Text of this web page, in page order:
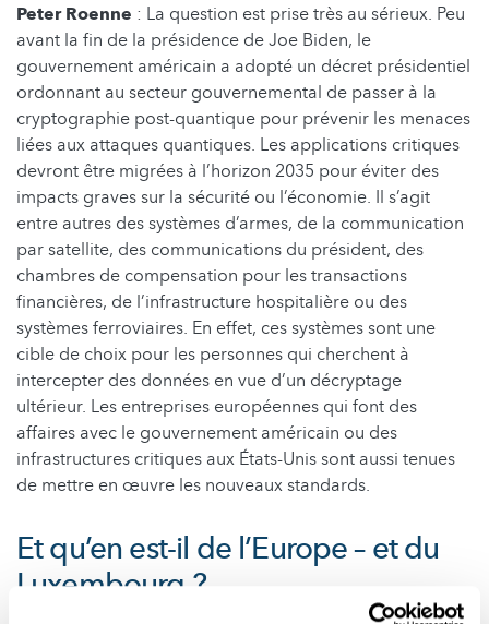
Peter Roenne : La question est prise très au sérieux. Peu
avant la fin de la présidence de Joe Biden, le
gouvernement américain a adopté un décret présidentiel
ordonnant au secteur gouvernemental de passer à la
cryptographie post-quantique pour prévenir les menaces
liées aux attaques quantiques. Les applications critiques
devront être migrées à l’horizon 2035 pour éviter des
impacts graves sur la sécurité ou l’économie. Il s’agit
entre autres des systèmes d’armes, de la communication
par satellite, des communications du président, des
chambres de compensation pour les transactions
financières, de l’infrastructure hospitalière ou des
systèmes ferroviaires. En effet, ces systèmes sont une
cible de choix pour les personnes qui cherchent à
intercepter des données en vue d’un décryptage
ultérieur. Les entreprises européennes qui font des
affaires avec le gouvernement américain ou des
infrastructures critiques aux États-Unis sont aussi tenues
de mettre en œuvre les nouveaux standards.
Et qu’en est-il de l’Europe – et du
Luxembourg ?